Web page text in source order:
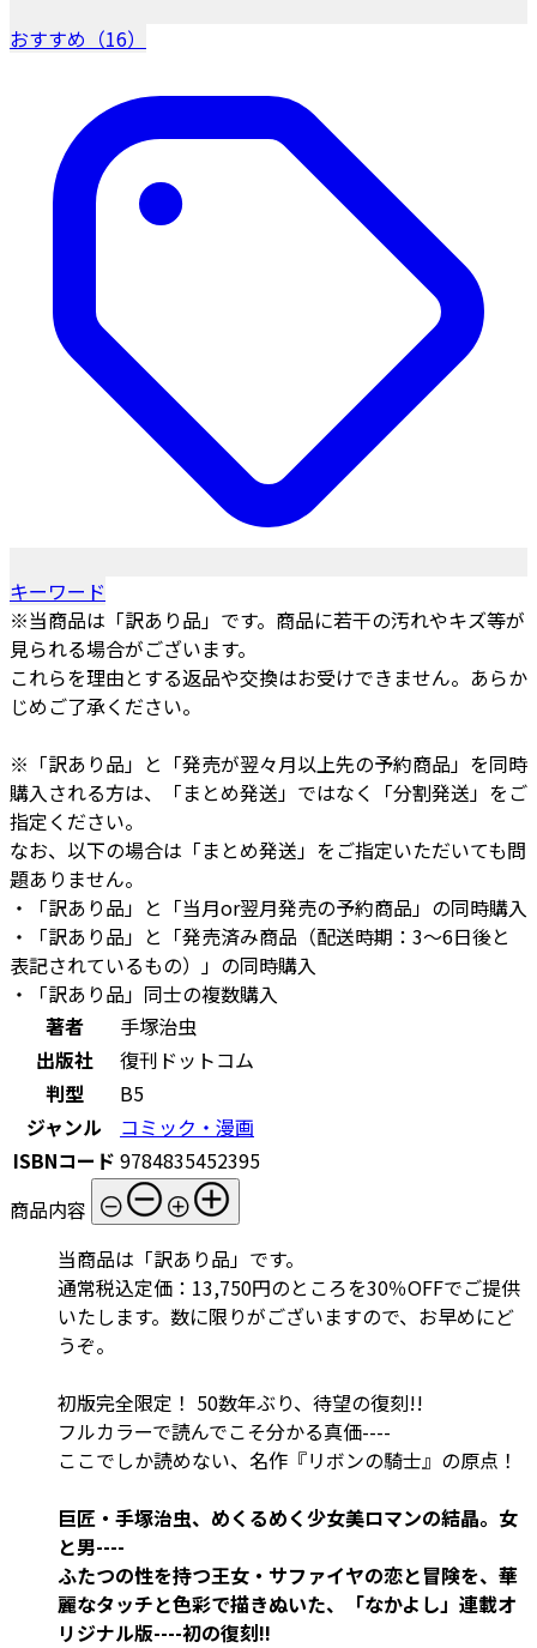
おすすめ（16）
キーワード
※当商品は「訳あり品」です。商品に若干の汚れやキズ等が
見られる場合がございます。
これらを理由とする返品や交換はお受けできません。あらか
じめご了承ください。
※「訳あり品」と「発売が翌々月以上先の予約商品」を同時
購入される方は、「まとめ発送」ではなく「分割発送」をご
指定ください。
なお、以下の場合は「まとめ発送」をご指定いただいても問
題ありません。
・「訳あり品」と「当月or翌月発売の予約商品」の同時購入
・「訳あり品」と「発売済み商品（配送時期：3～6日後と
表記されているもの）」の同時購入
・「訳あり品」同士の複数購入
著者
手塚治虫
出版社
復刊ドットコム
判型
B5
ジャンル
コミック・漫画
ISBNコード 9784835452395
商品内容
当商品は「訳あり品」です。
通常税込定価：13,750円のところを30％OFFでご提供
いたします。数に限りがございますので、お早めにど
うぞ。
初版完全限定！ 50数年ぶり、待望の復刻!!
フルカラーで読んでこそ分かる真価----
ここでしか読めない、名作『リボンの騎士』の原点！
巨匠・手塚治虫、めくるめく少女美ロマンの結晶。女
と男----
ふたつの性を持つ王女・サファイヤの恋と冒険を、華
麗なタッチと色彩で描きぬいた、「なかよし」連載オ
リジナル版----初の復刻!!